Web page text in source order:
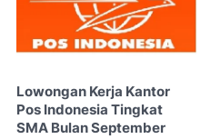
Lowongan Kerja Kantor
Pos Indonesia Tingkat
SMA Bulan September